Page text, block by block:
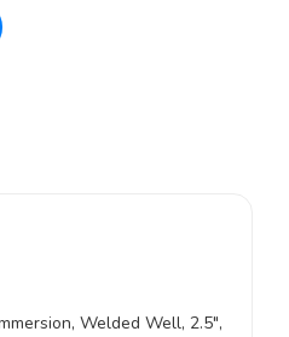
Welded Well, 2.5″,